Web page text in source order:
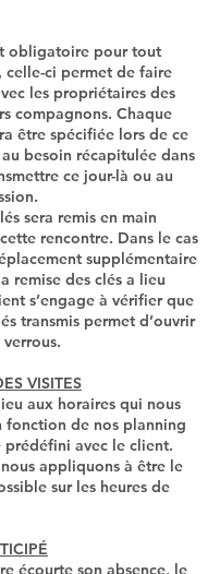
obligatoire pour tout
celle-ci permet de faire
les propriétaires des
compagnons. Chaque
être spécifiée lors de ce
besoin récapitulée dans
ce jour-là ou au
sera remis en main
rencontre. Dans le cas
supplémentaire
remise des clés a lieu
s’engage à vérifier que
transmis permet d’ouvrir
verrous.
VISITES
aux horaires qui nous
fonction de nos planning
prédéfini avec le client.
appliquons à être le
sur les heures de
écourte son absence, le